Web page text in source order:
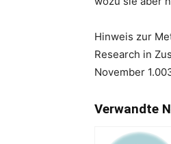
Hinweis zur
Research in
November
Verwandte